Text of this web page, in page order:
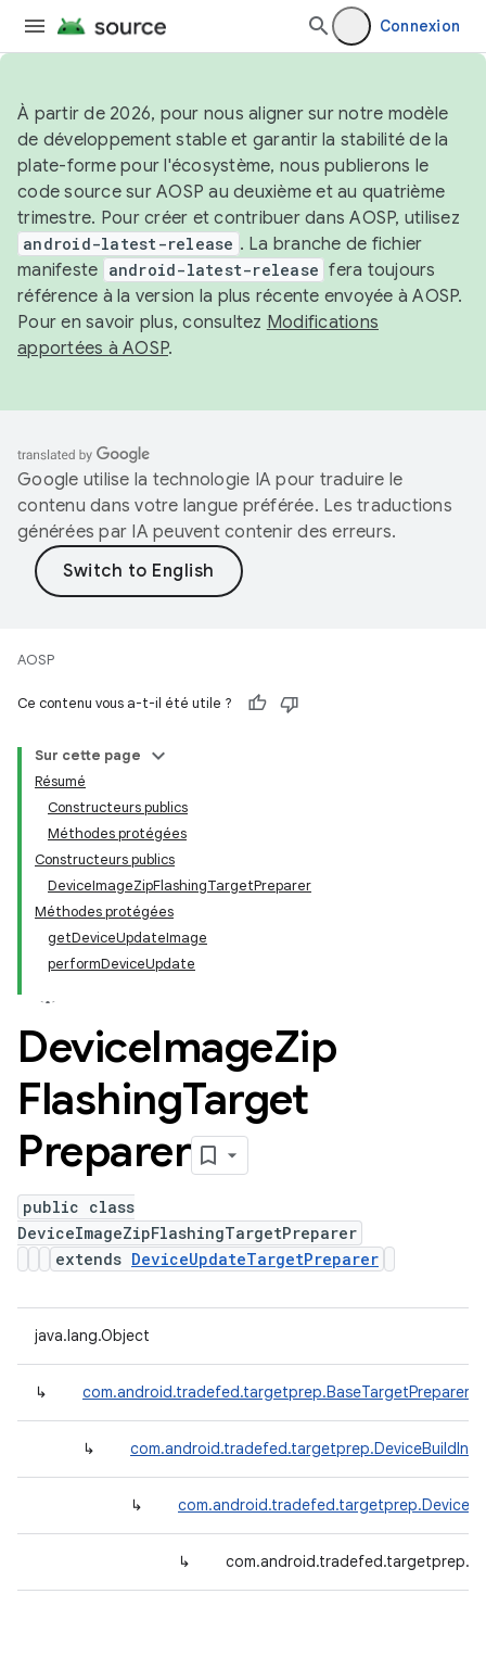
Connexion
À partir de 2026, pour nous aligner sur notre modèle
de développement stable et garantir la stabilité de la
plate-forme pour l'écosystème, nous publierons le
code source sur AOSP au deuxième et au quatrième
trimestre. Pour créer et contribuer dans AOSP, utilisez
android-latest-release . La branche de fichier
manifeste android-latest-release fera toujours
référence à la version la plus récente envoyée à AOSP.
Pour en savoir plus, consultez Modifications
apportées à AOSP.
Google utilise la technologie IA pour traduire le
contenu dans votre langue préférée. Les traductions
générées par IA peuvent contenir des erreurs.
AOSP
Ce contenu vous a-t-il été utile ?
Sur cette page
Résumé
Constructeurs publics
Méthodes protégées
Constructeurs publics
DeviceImageZipFlashingTargetPreparer
Méthodes protégées
getDeviceUpdateImage
performDeviceUpdate
DeviceImageZip
FlashingTarget
Preparer
public class
DeviceImageZipFlashingTargetPreparer
extends DeviceUpdateTargetPreparer
java.lang.Object
↳ com.android.tradefed.targetprep.BaseTargetPreparer
↳
↳
↳